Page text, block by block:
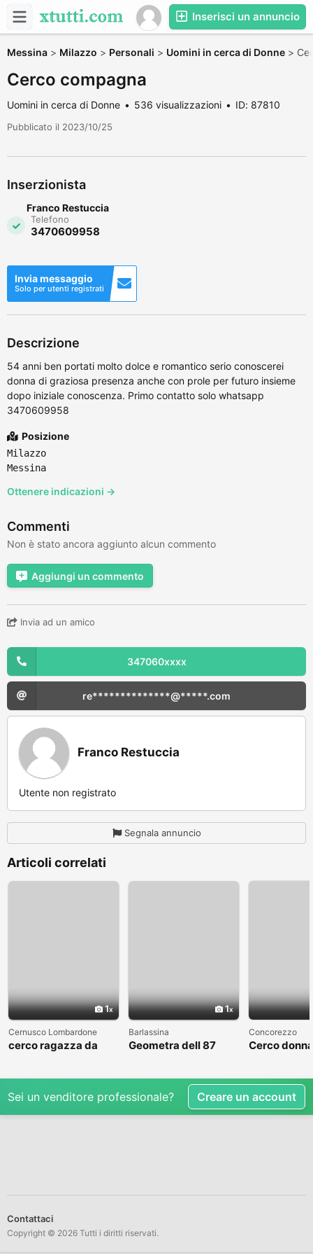
Inserisci un annuncio
Messina > Milazzo > Personali > Uomini in cerca di Donne >
Cerco compagna
Uomini in cerca di Donne 536 visualizzazioni ID: 87810
Pubblicato il 2023/10/25
Inserzionista
Franco Restuccia
Telefono
3470609958
Invia messaggio
Solo per utenti registrati
Descrizione
54 anni ben portati molto dolce e romantico serio conoscerei
donna di graziosa presenza anche con prole per futuro insieme
dopo iniziale conoscenza. Primo contatto solo whatsapp
3470609958
Posizione
Milazzo
Messina
Ottenere indicazioni →
Commenti
Non è stato ancora aggiunto alcun commento
Aggiungi un commento
Invia ad un amico
347060xxxx
re**************@*****.com
Franco Restuccia
Utente non registrato
Segnala annuncio
Articoli correlati
1
Cernusco Lombardone
cerco ragazza da
1
Barlassina
Geometra dell 87
Concorezzo
Cerco
Sei un venditore professionale? Creare un account
Contattaci
Copyright © 2026 Tutti i diritti riservati.